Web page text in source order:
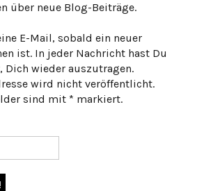
über neue Blog-Beiträge.
E-Mail, sobald ein neuer
ist. In jeder Nachricht hast Du
wieder auszutragen.
wird nicht veröffentlicht.
sind mit * markiert.